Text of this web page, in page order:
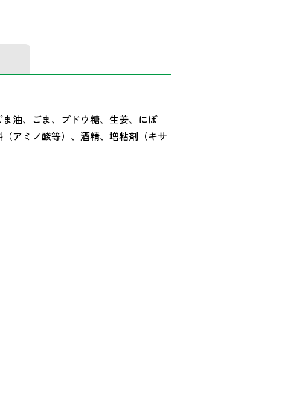
油、ごま、ブドウ糖、生姜、にぼ
アミノ酸等）、酒精、増粘剤（キサ